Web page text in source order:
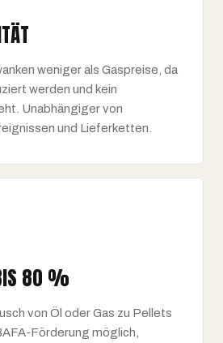
weniger als Gaspreise, da
werden und kein
Unabhängiger von
und Lieferketten.
80 %
von Öl oder Gas zu Pellets
Förderung möglich,